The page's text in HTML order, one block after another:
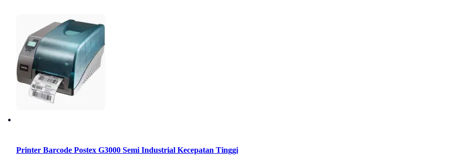
Printer Barcode Postex G3000 Semi Industrial Kecepatan Tinggi